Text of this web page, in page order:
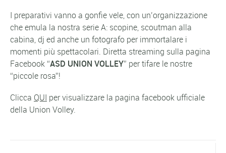
I preparativi vanno a gonfie vele, con un’organizzazione
che emula la nostra serie A: scopine, scoutman alla
cabina, dj ed anche un fotografo per immortalare i
momenti più spettacolari. Diretta streaming sulla pagina
Facebook “ASD UNION VOLLEY” per tifare le nostre
“piccole rosa”!
Clicca QUI per visualizzare la pagina facebook ufficiale
della Union Volley.